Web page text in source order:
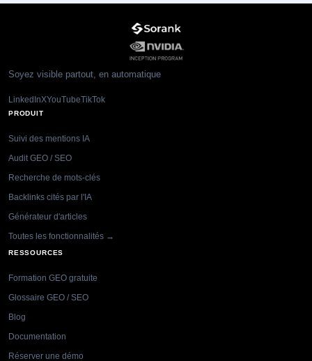
Soyez visible partout, en automatique
LinkedInXYouTubeTikTok
PRODUIT
Suivi des mentions IA
Audit GEO / SEO
Recherche de mots-clés
Backlinks cités par l'IA
Générateur d'articles
Toutes les fonctionnalités →
RESSOURCES
Formation GEO gratuite
Glossaire GEO / SEO
Blog
Documentation
Réserver une démo